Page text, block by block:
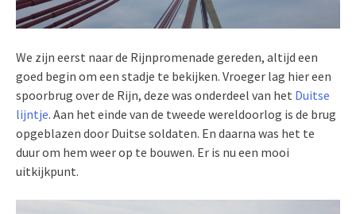
We zijn eerst naar de Rijnpromenade gereden, altijd een
goed begin om een stadje te bekijken. Vroeger lag hier een
spoorbrug over de Rijn, deze was onderdeel van het Duitse
lijntje. Aan het einde van de tweede wereldoorlog is de brug
opgeblazen door Duitse soldaten. En daarna was het te
duur om hem weer op te bouwen. Er is nu een mooi
uitkijkpunt.